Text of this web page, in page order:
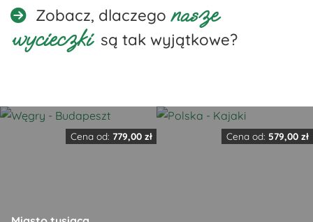
Zobacz, dlaczego nasze
wycieczki są tak wyjątkowe?
Cena od: 779,00 zł Cena od: 579,00 zł